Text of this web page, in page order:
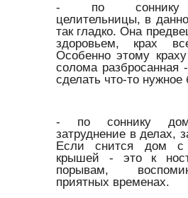
- по соннику
целительницы, в
так гладко. Она
здоровьем, крах
Особенно этому краху
солома разбросанная
сделать что-то
- по соннику
затруднение в делах,
Если снится дом с
крышей - это к
порывам,
приятных временах.